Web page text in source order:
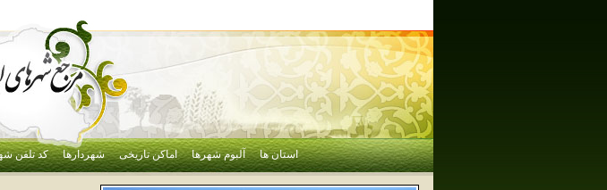
استان ها آلبوم شهرها اماکن تاریخی شهردارها کد تلفن